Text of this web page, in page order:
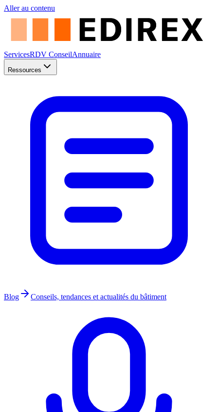
Aller au contenu
ServicesRDV ConseilAnnuaire
Ressources
Blog Conseils, tendances et actualités du bâtiment